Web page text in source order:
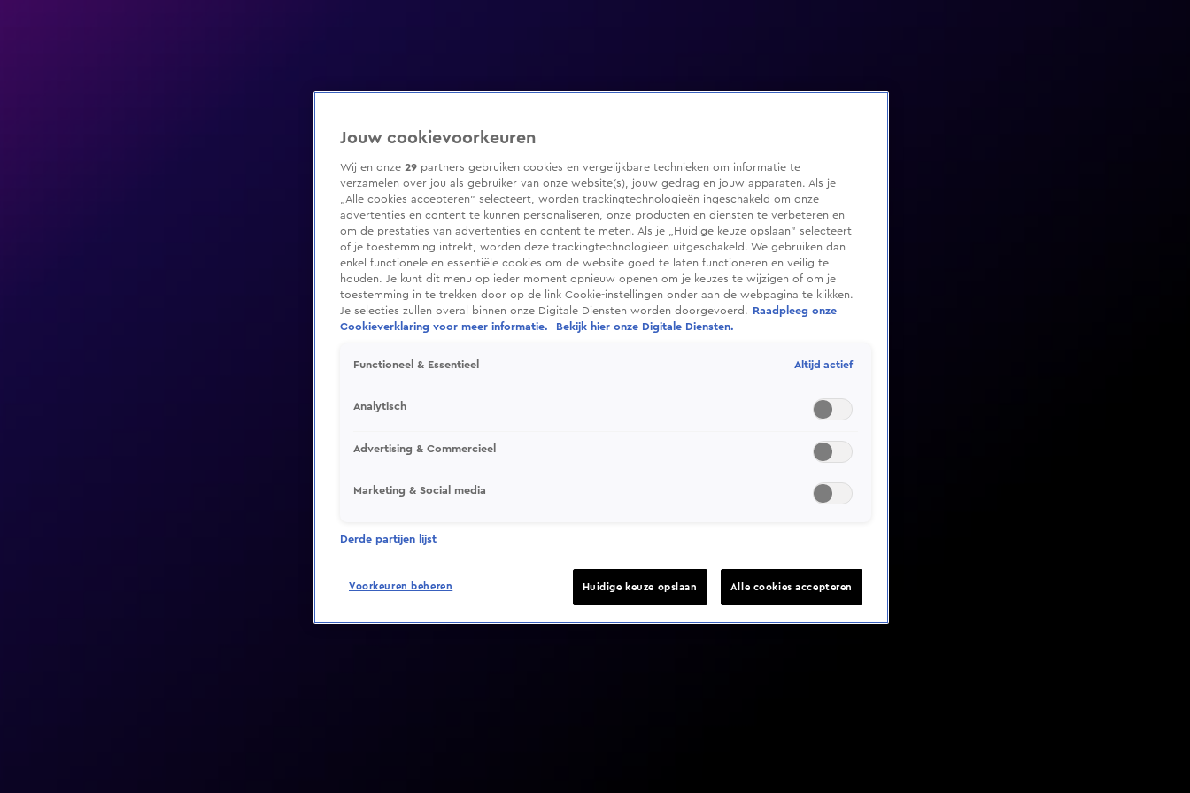
Video helaas niet gevonden
Jouw cookievoorkeuren
Wij en onze 29 partners gebruiken cookies en vergelijkbare technieken om informatie te
verzamelen over jou als gebruiker van onze website(s), jouw gedrag en jouw apparaten. Als je
„Alle cookies accepteren” selecteert, worden trackingtechnologieën ingeschakeld om onze
advertenties en content te kunnen personaliseren, onze producten en diensten te verbeteren en
om de prestaties van advertenties en content te meten. Als je „Huidige keuze opslaan” selecteert
of je toestemming intrekt, worden deze trackingtechnologieën uitgeschakeld. We gebruiken dan
enkel functionele en essentiële cookies om de website goed te laten functioneren en veilig te
houden. Je kunt dit menu op ieder moment opnieuw openen om je keuzes te wijzigen of om je
toestemming in te trekken door op de link Cookie-instellingen onder aan de webpagina te klikken.
Je selecties zullen overal binnen onze Digitale Diensten worden doorgevoerd.
Raadpleeg onze
Cookieverklaring voor meer informatie.
Bekijk hier onze Digitale Diensten.
Functioneel & Essentieel Altijd actief
Analytisch
Advertising & Commercieel
Marketing & Social media
Derde partijen lijst
Voorkeuren beheren Huidige keuze opslaan Alle cookies accepteren